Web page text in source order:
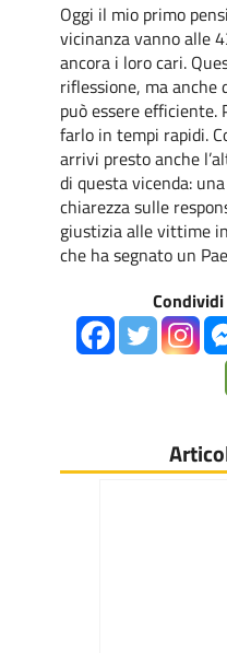
Oggi il mio primo
vicinanza vanno alle
ancora i loro cari.
riflessione, ma anche
può essere efficiente.
farlo in tempi rapidi.
arrivi presto anche
di questa vicenda:
chiarezza sulle
giustizia alle vittime
che ha segnato un